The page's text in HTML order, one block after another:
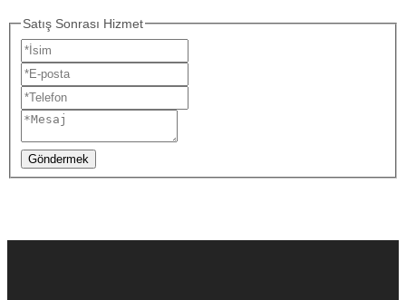
Satış Sonrası Hizmet
Göndermek